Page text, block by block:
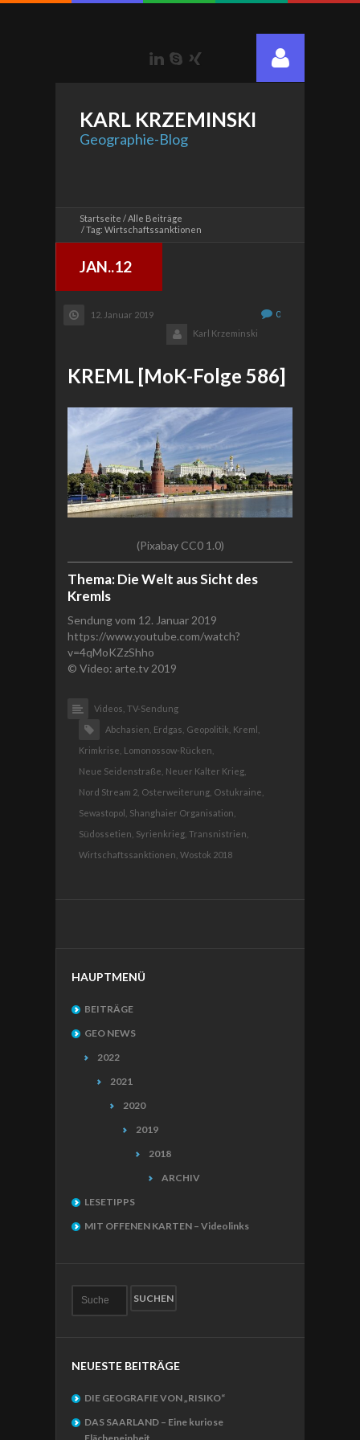
LinkedIn
Skype
KARL KRZEMINSKI
Geographie-Blog
Startseite
Alle Beiträge
Tag: Wirtschaftssanktionen
JAN..12
12. Januar 2019
0
Karl Krzeminski
KREML [MoK-Folge 586]
(Pixabay CC0 1.0)
Thema: Die Welt aus Sicht des
Kremls
Sendung vom 12. Januar 2019
https://www.youtube.com/watch?
v=4qMoKZzShho
© Video: arte.tv 2019
Videos, TV-Sendung
Abchasien, Erdgas, Geopolitik, Kreml,
Krimkrise, Lomonossow-Rücken,
Neue Seidenstraße, Neuer Kalter Krieg,
Nord Stream 2, Osterweiterung, Ostukraine,
Sewastopol,
Shanghaier Organisation,
Südossetien, Syrienkrieg, Transnistrien,
Wirtschaftssanktionen, Wostok 2018
HAUPTMENÜ
BEITRÄGE
GEO NEWS
2022
2021
2020
2019
2018
ARCHIV
LESETIPPS
MIT OFFENEN KARTEN – Videolinks
NEUESTE BEITRÄGE
DIE GEOGRAFIE VON „RISIKO“
DAS SAARLAND – Eine kuriose